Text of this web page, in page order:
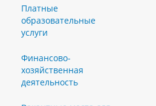
Платные
образовательные
услуги
Финансово-
хозяйственная
деятельность